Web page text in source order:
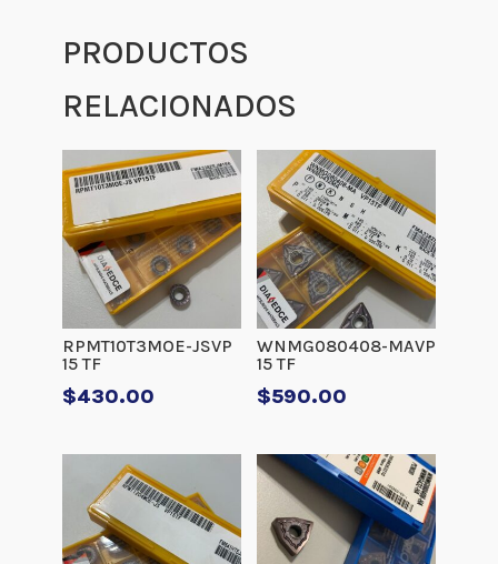
PRODUCTOS
RELACIONADOS
RPMT10T3MOE-JSVP
15 TF
$430.00
WNMG080408-MAVP
15 TF
$590.00